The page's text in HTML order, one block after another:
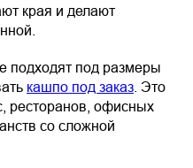
края и делают
подходят под размеры
кашпо под заказ . Это
ресторанов, офисных
со сложной